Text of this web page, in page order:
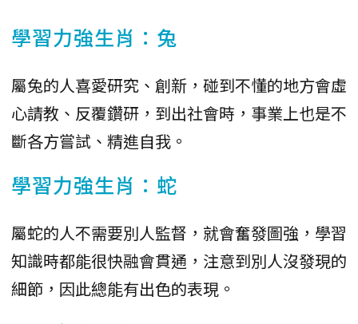
學習力強生肖：兔
屬兔的人喜愛研究、創新，碰到不懂的地方會虛
心請教、反覆鑽研，到出社會時，事業上也是不
斷各方嘗試、精進自我。
學習力強生肖：蛇
屬蛇的人不需要別人監督，就會奮發圖強，學習
知識時都能很快融會貫通，注意到別人沒發現的
細節，因此總能有出色的表現。